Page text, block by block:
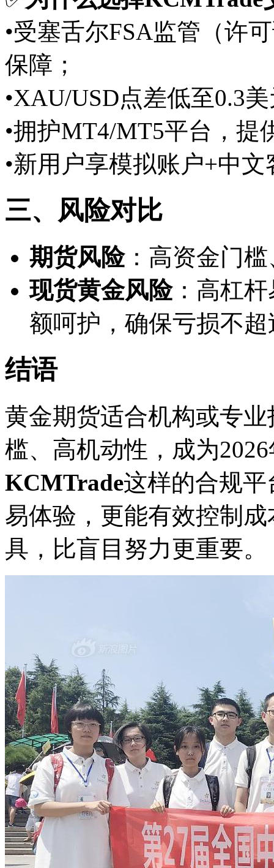
•受塞舌尔FSA监管（许
保障；
•XAU/USD点差低至0.3
•拥护MT4/MT5平台，提
•新用户享模拟账户+中
三、风险对比
期货风险：高资金门
现货黄金风险：高杠杆
额呵护，确保亏损不
结语
黄金期货适合机构或专
槛、高机动性，成为
KCMTrade这样的合规
易体验，更能有效控制
具，比盲目努力更重要。